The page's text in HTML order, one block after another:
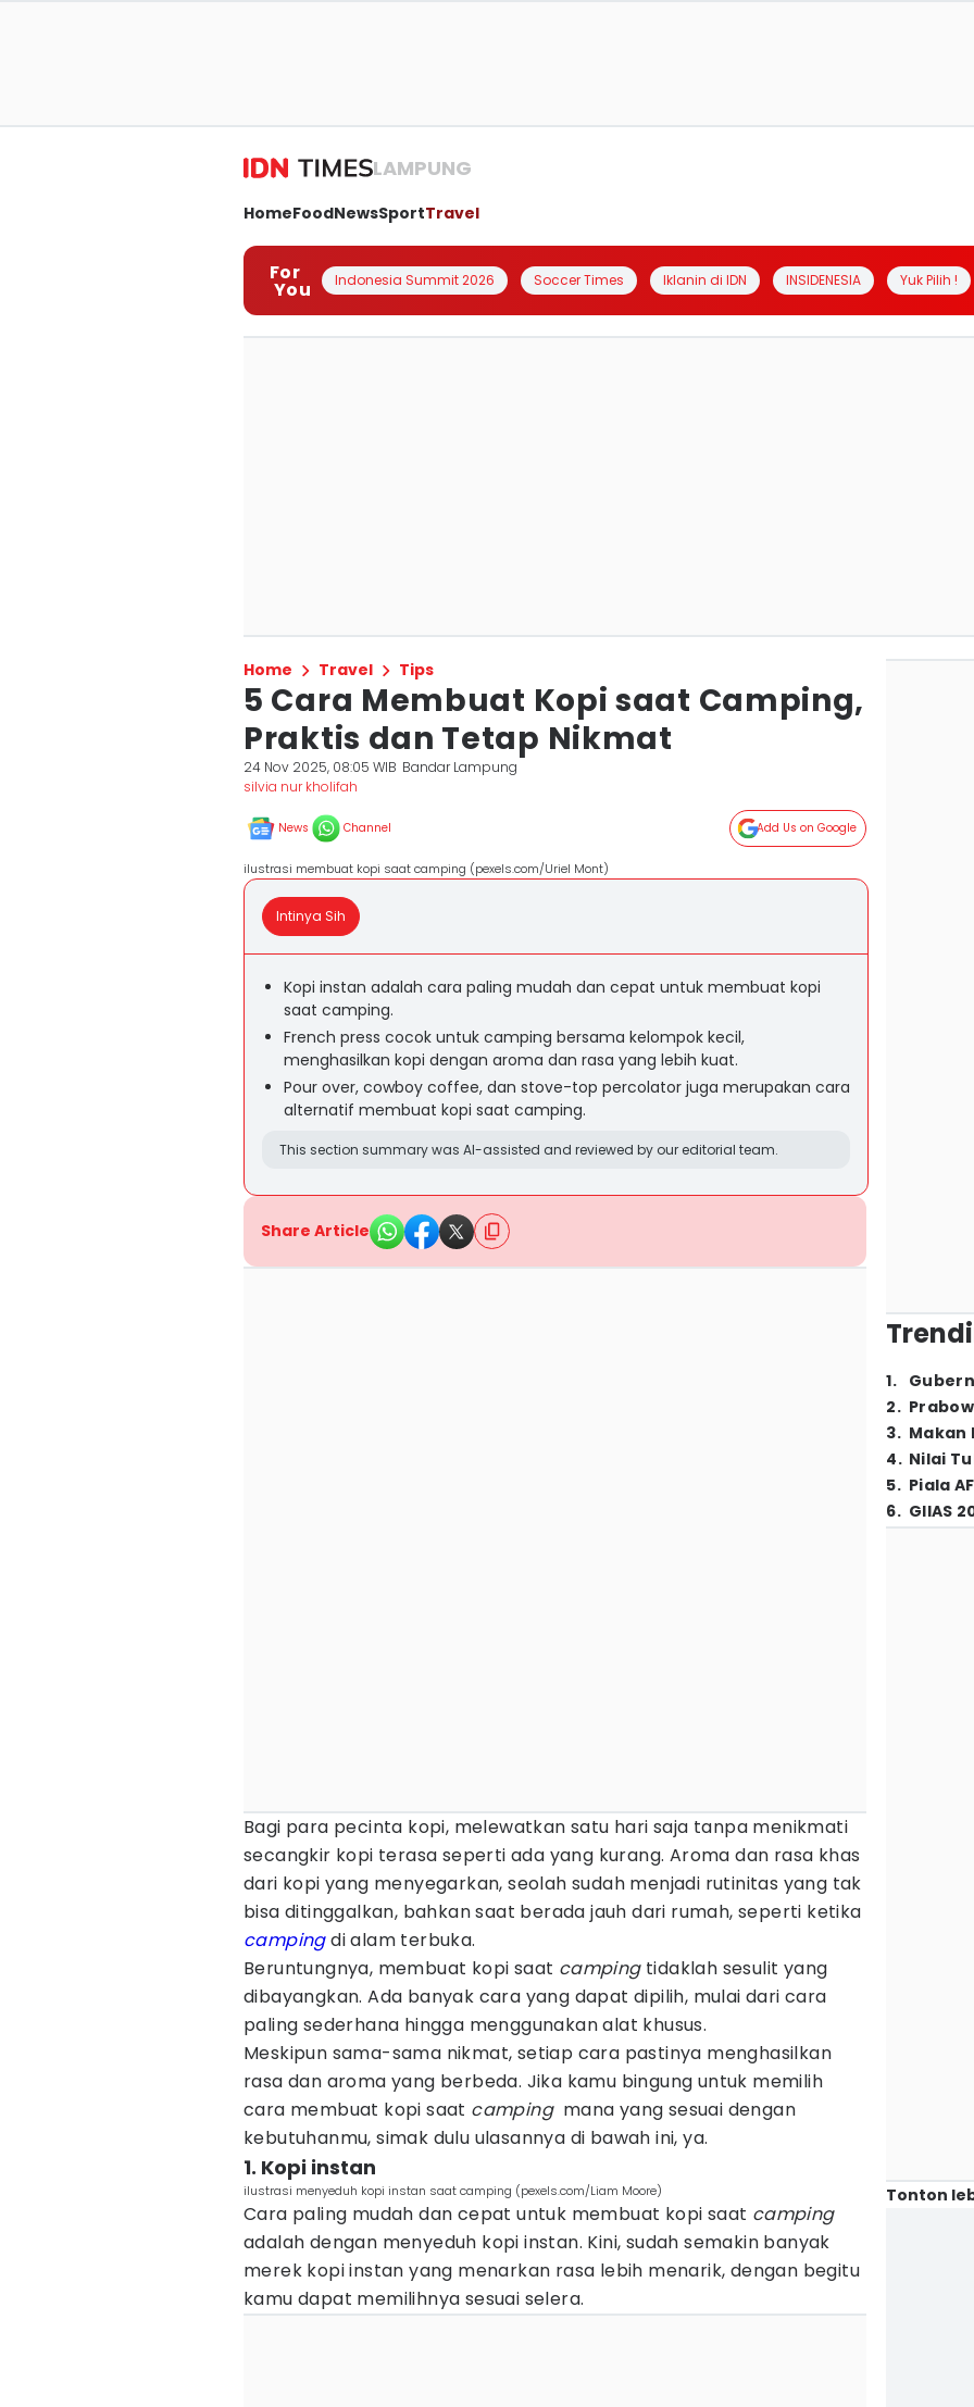
LAMPUNG
HomeFoodNewsSportTravel
For
You Indonesia Summit 2026 Soccer Times Iklanin di IDN INSIDENESIA Yuk Pilih !
Home Travel Tips
5 Cara Membuat Kopi saat Camping,
Praktis dan Tetap Nikmat
24 Nov 2025, 08:05 WIB Bandar Lampung
silvia nur kholifah
News Channel Add Us on Google
ilustrasi membuat kopi saat camping (pexels.com/Uriel Mont)
Intinya Sih
Kopi instan adalah cara paling mudah dan cepat untuk membuat kopi
saat camping.
French press cocok untuk camping bersama kelompok kecil,
menghasilkan kopi dengan aroma dan rasa yang lebih kuat.
Pour over, cowboy coffee, dan stove-top percolator juga merupakan cara
alternatif membuat kopi saat camping.
This section summary was AI-assisted and reviewed by our editorial team.
Share Article
Bagi para pecinta kopi, melewatkan satu hari saja tanpa menikmati
secangkir kopi terasa seperti ada yang kurang. Aroma dan rasa khas
dari kopi yang menyegarkan, seolah sudah menjadi rutinitas yang tak
bisa ditinggalkan, bahkan saat berada jauh dari rumah, seperti ketika
campingdi alam terbuka.
Beruntungnya, membuat kopi saat campingtidaklah sesulit yang
dibayangkan. Ada banyak cara yang dapat dipilih, mulai dari cara
paling sederhana hingga menggunakan alat khusus.
Meskipun sama-sama nikmat, setiap cara pastinya menghasilkan
rasa dan aroma yang berbeda. Jika kamu bingung untuk memilih
cara membuat kopi saat campingmana yang sesuai dengan
kebutuhanmu, simak dulu ulasannya di bawah ini, ya.
1. Kopi instan
ilustrasi menyeduh kopi instan saat camping (pexels.com/Liam Moore)
Cara paling mudah dan cepat untuk membuat kopi saat camping
adalah dengan menyeduh kopi instan. Kini, sudah semakin banyak
merek kopi instan yang menarkan rasa lebih menarik, dengan begitu
kamu dapat memilihnya sesuai selera.
1.
2.
3. Makan
4. Nilai
5. Piala
6. GIIAS
Tonton